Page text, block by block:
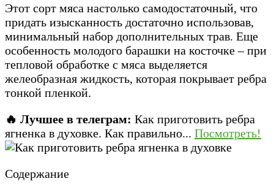
Этот сорт мяса настолько самодостаточный, что
придать изысканность достаточно использовав,
минимальный набор дополнительных трав. Еще
особенность молодого барашки на косточке – при
тепловой обработке с мяса выделяется
желеобразная жидкость, которая покрывает ребра
тонкой пленкой.
🔥 Лучшее в телеграм: Как приготовить ребра
ягненка в духовке. Как правильно... Посмотреть!
Содержание